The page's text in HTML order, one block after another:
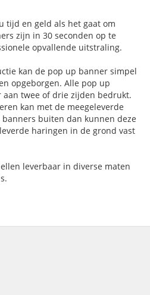
tijd en geld als het gaat om
zijn in 30 seconden op te
opvallende uitstraling.
kan de pop up banner simpel
opgeborgen. Alle pop up
twee of drie zijden bedrukt.
kan met de meegeleverde
buiten dan kunnen deze
haringen in de grond vast
leverbaar in diverse maten